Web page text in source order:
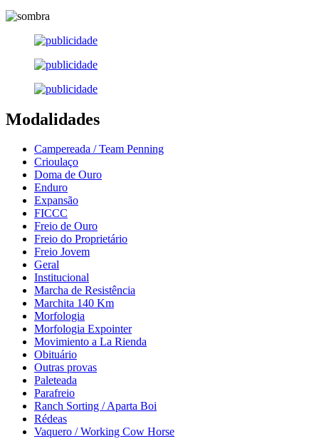
Modalidades
Campereada / Team Penning
Crioulaço
Doma de Ouro
Enduro
Expansão
FICCC
Freio de Ouro
Freio do Proprietário
Freio Jovem
Geral
Institucional
Marcha de Resistência
Marchita 140 Km
Morfologia
Morfologia Expointer
Movimiento a La Rienda
Obituário
Outras provas
Paleteada
Parafreio
Ranch Sorting / Aparta Boi
Rédeas
Vaquero / Working Cow Horse